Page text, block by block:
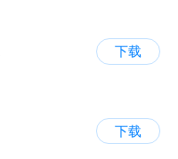
下载
下载